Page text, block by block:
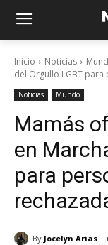
Inicio Noticias
del Orgullo LGBT para
Noticias Mundo
Mamás
en
para
By Jocelyn Arias